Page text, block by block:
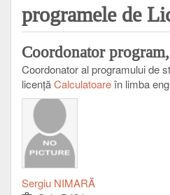
programele de
Coordonator
Coordonator al programului de
licenţăCalculatoareîn limba
Sergiu NIMARĂ